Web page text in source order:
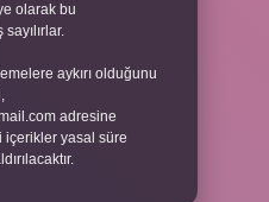
olarak bu
aykırı olduğunu
adresine
yasal süre